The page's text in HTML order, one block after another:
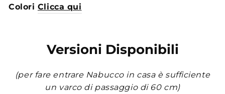
Colori Clicca qui
Versioni Disponibili
(per fare entrare Nabucco in casa è sufficiente
un varco di passaggio di 60 cm)